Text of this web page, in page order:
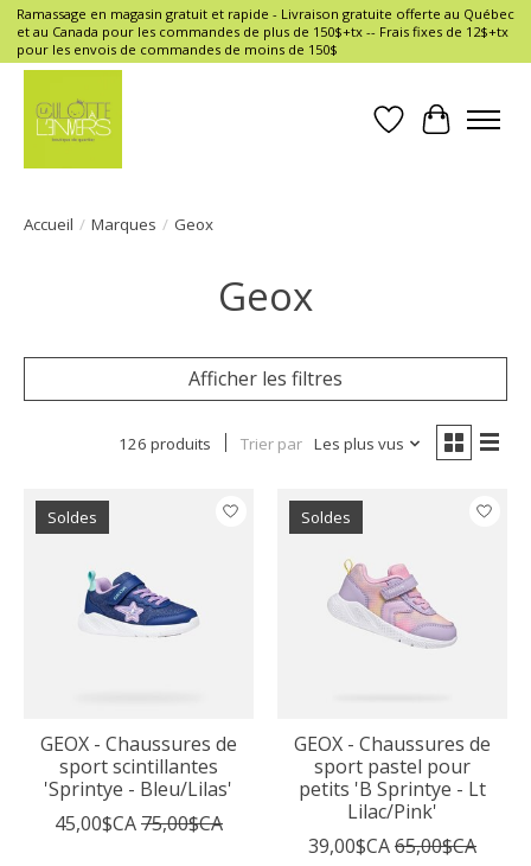
Ramassage en magasin gratuit et rapide - Livraison gratuite offerte au Québec
et au Canada pour les commandes de plus de 150$+tx -- Frais fixes de 12$+tx
pour les envois de commandes de moins de 150$
Liste dePanier
Accueil / Marques / Geox
Geox
Afficher les filtres
126 produits Trier par Les plus vus
Soldes
GEOX - Chaussures de
sport scintillantes
'Sprintye - Bleu/Lilas'
45,00$CA75,00$CA
Soldes
GEOX - Chaussures de
sport pastel pour
petits 'B Sprintye - Lt
Lilac/Pink'
39,00$CA65,00$CA